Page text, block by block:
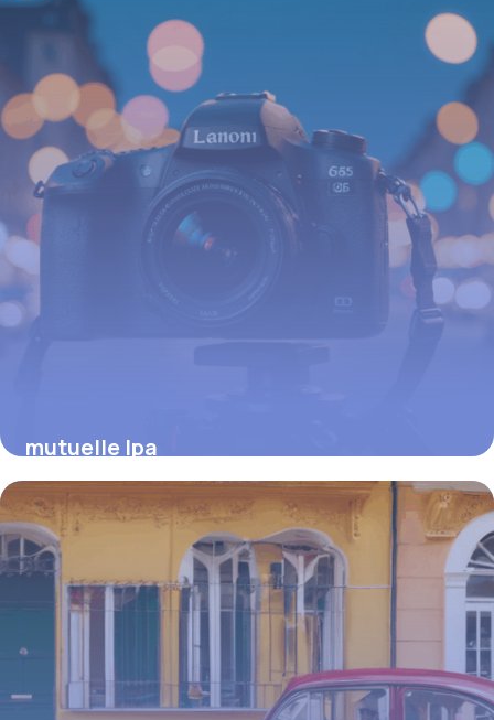
mutuelle lpa
15 juin 2026